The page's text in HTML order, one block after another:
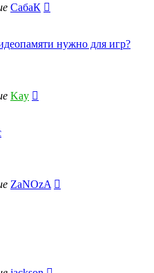
СабаК
нужно для игр?
Kay
ZaNOzA